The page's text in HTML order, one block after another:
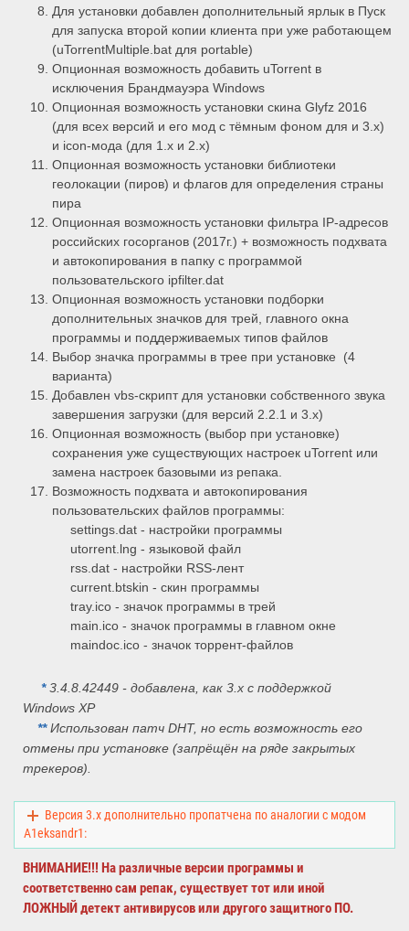
Для установки добавлен дополнительный ярлык в Пуск
для запуска второй копии клиента при уже работающем
(uTorrentMultiple.bat для portable)
Опционная возможность добавить uTorrent в
исключения Брандмауэра Windows
Опционная возможность установки скина Glyfz 2016
(для всех версий и его мод с тёмным фоном для и 3.x)
и icon-мода (для 1.x и 2.x)
Опционная возможность установки библиотеки
геолокации (пиров) и флагов для определения страны
пира
Опционная возможность установки фильтра IP-адресов
российских госорганов (2017г.) + возможность подхвата
и автокопирования в папку с программой
пользовательского ipfilter.dat
Опционная возможность установки подборки
дополнительных значков для трей, главного окна
программы и поддерживаемых типов файлов
Выбор значка программы в трее при установке (4
варианта)
Добавлен vbs-скрипт для установки собственного звука
завершения загрузки (для версий 2.2.1 и 3.х)
Опционная возможность (выбор при установке)
сохранения уже существующих настроек uTorrent или
замена настроек базовыми из репака.
Возможность подхвата и автокопирования
пользовательских файлов программы:
settings.dat - настройки программы
utorrent.lng - языковой файл
rss.dat - настройки RSS-лент
current.btskin - скин программы
tray.ico - значок программы в трей
main.ico - значок программы в главном окне
maindoc.ico - значок торрент-файлов
*3.4.8.42449 - добавлена, как 3.x с поддержкой
Windows XP
**Использован патч DHT, но есть возможность его
отмены при установке (запрёщён на ряде закрытых
трекеров).
Версия 3.x дополнительно пропатчена по аналогии с модом
A1eksandr1:
ВНИМАНИЕ!!! На различные версии программы и
соответственно сам репак, существует тот или иной
ЛОЖНЫЙдетект антивирусов или другого защитного ПО.